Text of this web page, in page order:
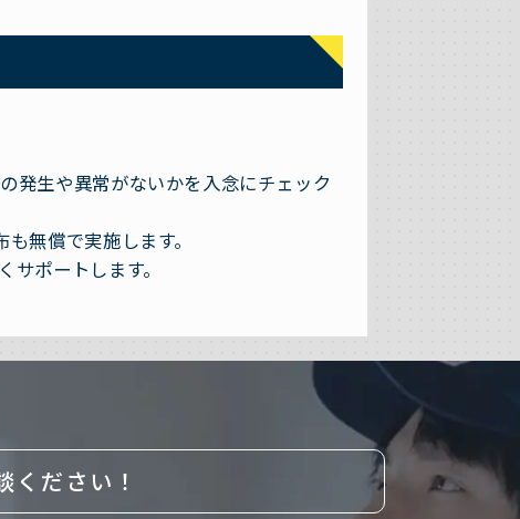
発生や異常がないかを入念にチェック
無償で実施します。
ポートします。
ください！